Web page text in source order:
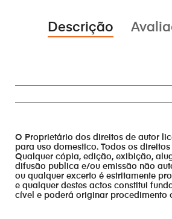
Descrição
O Proprietário dos direitos de autor
para uso domestico. Todos os
Qualquer cópia, edição, exibição,
difusão publica e/ou emissão não
ou qualquer excerto é estritamente
e qualquer destes actos constitui
cível e poderá originar procedimento